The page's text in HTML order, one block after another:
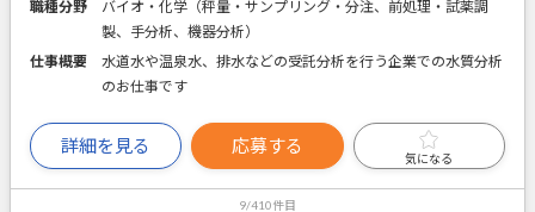
職種分野
バイオ・化学（秤量・サンプリング・分注、前処理・試薬調
製、手分析、機器分析）
仕事概要
水道水や温泉水、排水などの受託分析を行う企業での水質分析
のお仕事です
詳細を見る 応募する
気になる
9/410件目